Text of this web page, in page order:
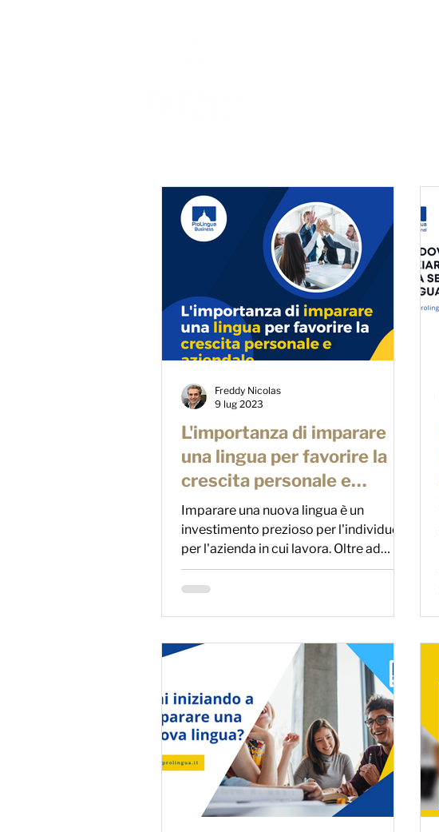
L'importanza di imparare
una lingua per favorire la
crescita personale e
aziendale
Imparare una nuova lingua è un
investimento prezioso per l'individuo e
per l'azienda in cui lavora. Oltre ad
aprire porte a nuove...
Freddy Nicolas
9 lug 2023